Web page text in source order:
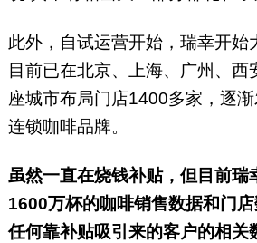
此外，自试运营开始，瑞幸开始
目前已在北京、上海、广州、西
座城市布局门店1400多家，逐
连锁咖啡品牌。
虽然一直在烧钱补贴，但目前瑞
1600万杯的咖啡销售数据和门
任何靠补贴吸引来的客户的相关